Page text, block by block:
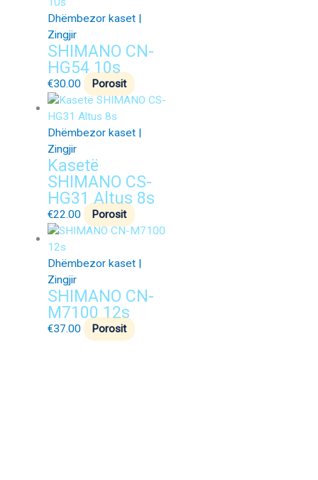
Dhëmbezor kaset |
Zingjir
SHIMANO CN-
HG54 10s
€30.00 Porosit
Dhëmbezor kaset |
Zingjir
Kasetë
SHIMANO CS-
HG31 Altus 8s
€22.00 Porosit
Dhëmbezor kaset |
Zingjir
SHIMANO CN-
M7100 12s
€37.00 Porosit